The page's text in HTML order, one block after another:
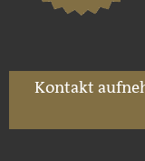
Kontakt